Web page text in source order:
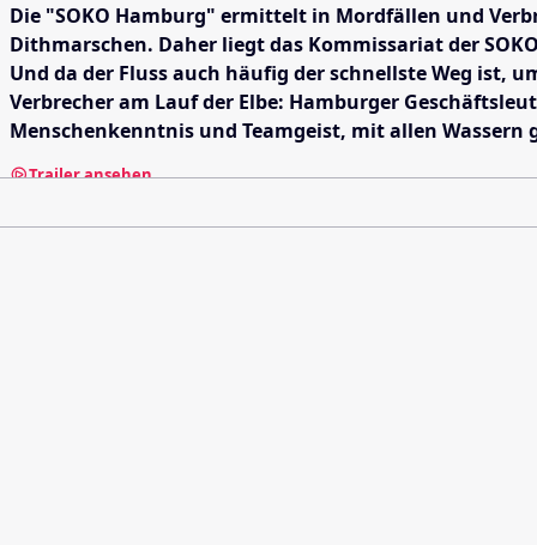
Die "SOKO Hamburg" ermittelt in Mordfällen und
Dithmarschen. Daher liegt das Kommissariat der
Und da der Fluss auch häufig der schnellste Weg ist,
Verbrecher am Lauf der Elbe: Hamburger
Menschenkenntnis und Teamgeist, mit allen Wassern
Trailer ansehen